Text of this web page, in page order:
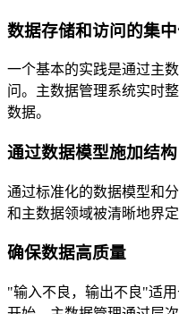
数据存储和访问的集
一个基本的实践是通过主
问。主数据管理系统实时
数据。
通过数据模型施加结构
通过标准化的数据模型和
和主数据领域被清晰地界
确保数据高质量
"输入不良，输出不良"适